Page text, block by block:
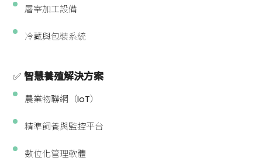
屠宰加工設備
冷藏與包裝系統
✅智慧養殖解決方案
農業物聯網（IoT）
精準飼養與監控平台
數位化管理軟體